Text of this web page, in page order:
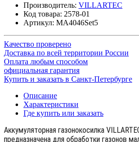
Производитель: VILLARTEC
Код товара: 2578-01
Артикул: MA4046Set5
Качество проверено
Доставка по всей территории России
Оплата любым способом
официальная гарантия
Купить и заказать в Санкт-Петербурге
Описание
Характеристики
Где купить или заказать
Аккумуляторная газонокосилка
предназначена для обработки газонов